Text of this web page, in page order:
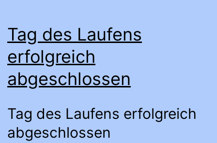
Tag des Laufens
erfolgreich
abgeschlossen
Tag des Laufens erfolgreich
abgeschlossen